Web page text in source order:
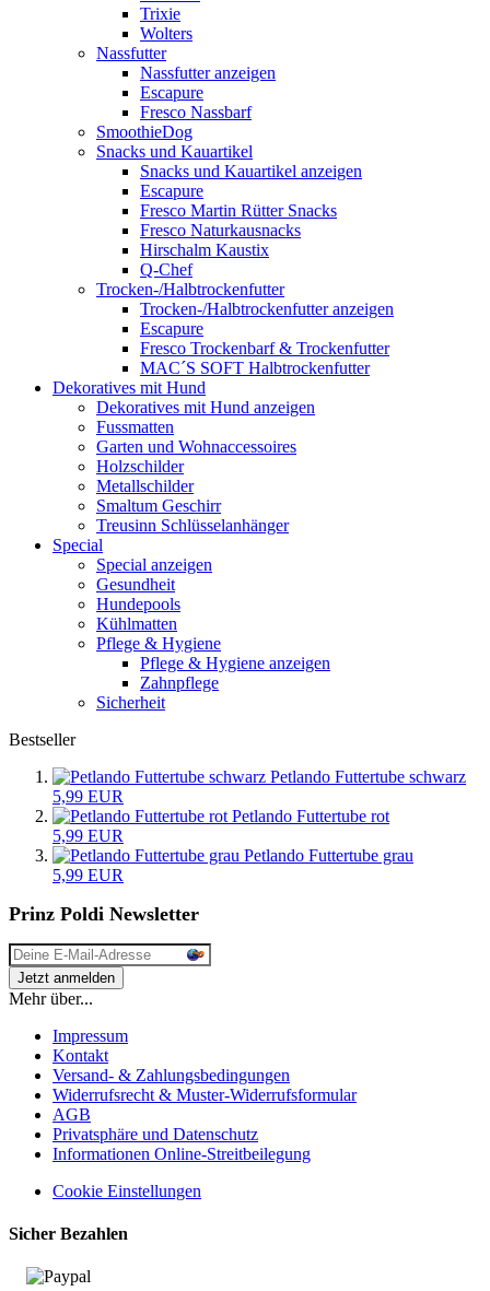
Trixie
Wolters
Nassfutter
Nassfutter anzeigen
Escapure
Fresco Nassbarf
SmoothieDog
Snacks und Kauartikel
Snacks und Kauartikel anzeigen
Escapure
Fresco Martin Rütter Snacks
Fresco Naturkausnacks
Hirschalm Kaustix
Q-Chef
Trocken-/Halbtrockenfutter
Trocken-/Halbtrockenfutter anzeigen
Escapure
Fresco Trockenbarf & Trockenfutter
MAC´S SOFT Halbtrockenfutter
Dekoratives mit Hund
Dekoratives mit Hund anzeigen
Fussmatten
Garten und Wohnaccessoires
Holzschilder
Metallschilder
Smaltum Geschirr
Treusinn Schlüsselanhänger
Special
Special anzeigen
Gesundheit
Hundepools
Kühlmatten
Pflege & Hygiene
Pflege & Hygiene anzeigen
Zahnpflege
Sicherheit
Bestseller
Petlando Futtertube schwarz
5,99 EUR
Petlando Futtertube rot
5,99 EUR
Petlando Futtertube grau
5,99 EUR
Prinz Poldi Newsletter
Mehr über...
Impressum
Kontakt
Versand- & Zahlungsbedingungen
Widerrufsrecht & Muster-Widerrufsformular
AGB
Privatsphäre und Datenschutz
Informationen Online-Streitbeilegung
Cookie Einstellungen
Sicher Bezahlen